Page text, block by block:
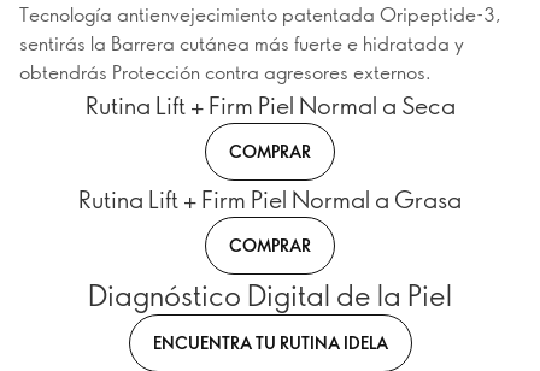
Tecnología antienvejecimiento patentada Oripeptide-3,
sentirás la Barrera cutánea más fuerte e hidratada y
obtendrás Protección contra agresores externos.
Rutina Lift + Firm Piel Normal a Seca
COMPRAR
Rutina Lift + Firm Piel Normal a Grasa
COMPRAR
Diagnóstico Digital de la Piel
ENCUENTRA TU RUTINA IDELA